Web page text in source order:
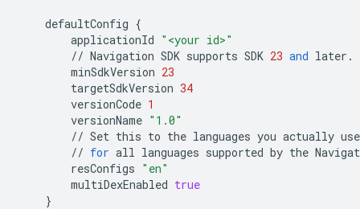
defaultConfig {
applicationId "<your id>"
// Navigation SDK supports SDK 23 and later .
minSdkVersion 23
targetSdkVersion 34
versionCode 1
versionName "1.0"
// Set this to the languages you actually use
// for all languages supported by the
resConfigs "en"
multiDexEnabled true
}